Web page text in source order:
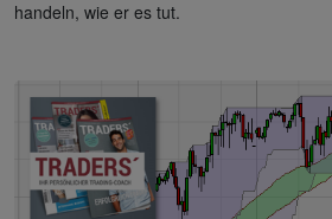
handeln, wie er es tut.